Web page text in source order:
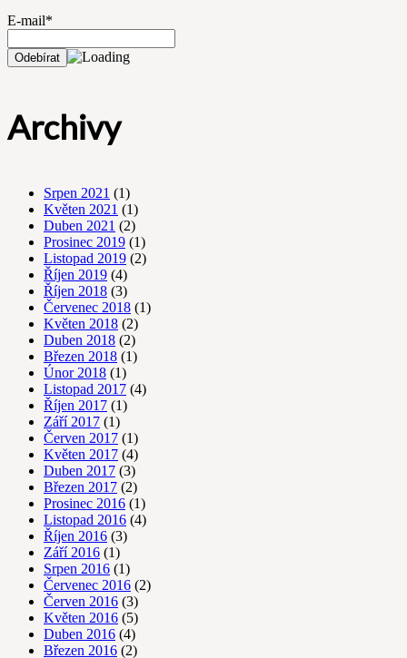
E-mail*
Archivy
Srpen 2021 (1)
Květen 2021 (1)
Duben 2021 (2)
Prosinec 2019 (1)
Listopad 2019 (2)
Říjen 2019 (4)
Říjen 2018 (3)
Červenec 2018 (1)
Květen 2018 (2)
Duben 2018 (2)
Březen 2018 (1)
Únor 2018 (1)
Listopad 2017 (4)
Říjen 2017 (1)
Září 2017 (1)
Červen 2017 (1)
Květen 2017 (4)
Duben 2017 (3)
Březen 2017 (2)
Prosinec 2016 (1)
Listopad 2016 (4)
Říjen 2016 (3)
Září 2016 (1)
Srpen 2016 (1)
Červenec 2016 (2)
Červen 2016 (3)
Květen 2016 (5)
Duben 2016 (4)
Březen 2016 (2)